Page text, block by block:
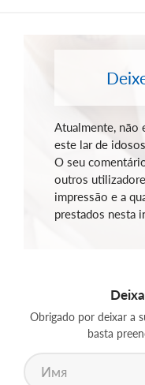
Atualmente, não
este lar de
O seu
outros
impressão e a
prestados nesta
Obrigado por deixar a
basta